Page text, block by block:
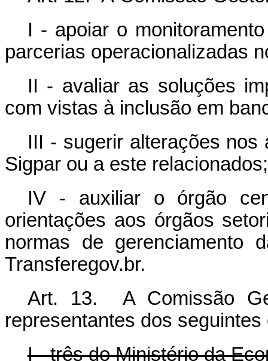
I - apoiar o
parcerias operacionalizadas
II - avaliar as soluções
com vistas à inclusão em
III - sugerir alterações
Sigpar ou a este
IV - auxiliar o órgão
orientações aos órgãos
normas de gerenciamento
Transferegov.br.
Art. 13. A Comissão
representantes dos seguintes
I - três do Ministério da